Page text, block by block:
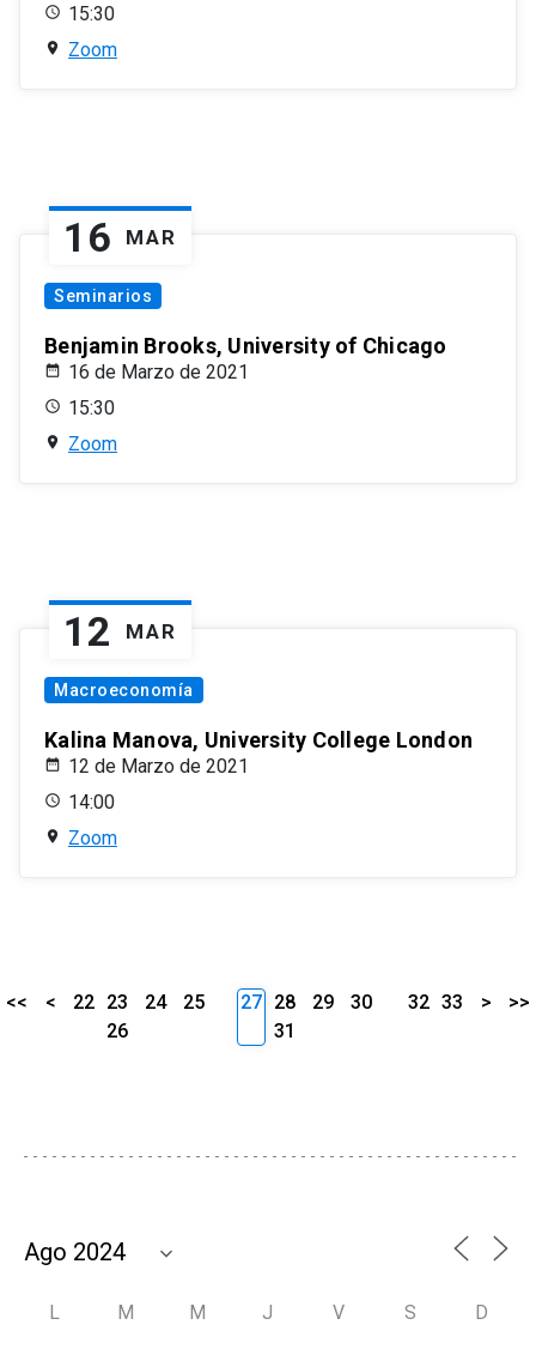
15:30
Zoom
16 MAR
Seminarios
Benjamin Brooks, University of Chicago
16 de Marzo de 2021
15:30
Zoom
12 MAR
Macroeconomía
Kalina Manova, University College London
12 de Marzo de 2021
14:00
Zoom
<< < 22 23 24
25
26
27 28 29
30
31
32 33 > >>
L M M J V S D